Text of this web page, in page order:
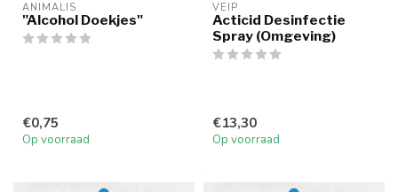
ANIMALIS
"Alcohol Doekjes"
€0,75
Op voorraad
VEIP
Acticid Desinfectie
Spray (Omgeving)
€13,30
Op voorraad